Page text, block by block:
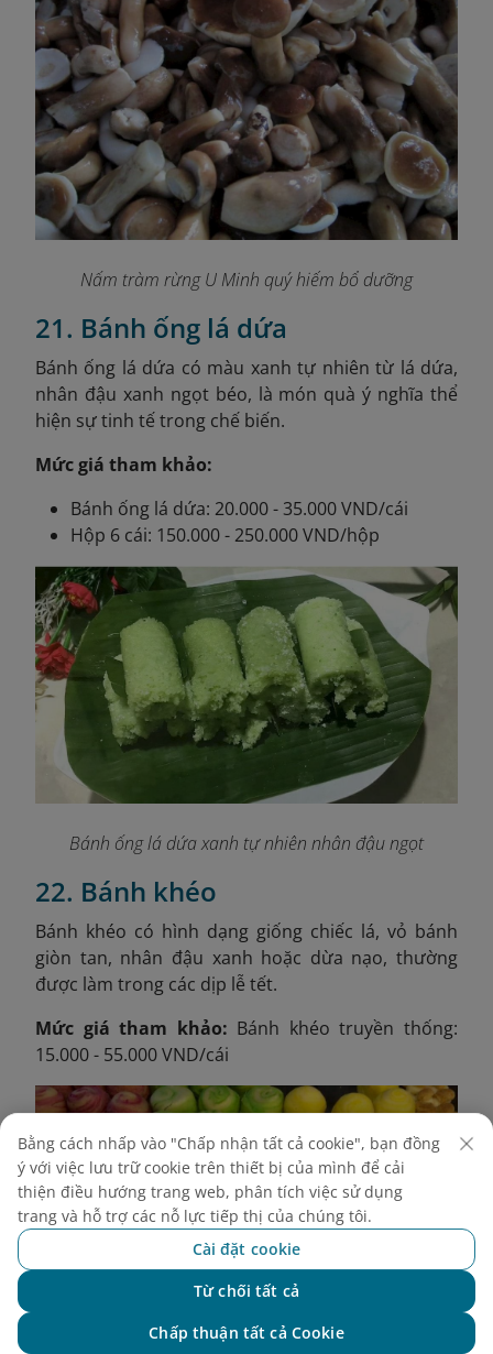
Nấm tràm rừng U Minh quý hiếm bổ dưỡng
21. Bánh ống lá dứa
Bánh ống lá dứa có màu xanh tự nhiên từ lá dứa,
nhân đậu xanh ngọt béo, là món quà ý nghĩa thể
hiện sự tinh tế trong chế biến.
Mức giá tham khảo:
Bánh ống lá dứa: 20.000 - 35.000 VND/cái
Hộp 6 cái: 150.000 - 250.000 VND/hộp
Bánh ống lá dứa xanh tự nhiên nhân đậu ngọt
22. Bánh khéo
Bánh khéo có hình dạng giống chiếc lá, vỏ bánh
giòn tan, nhân đậu xanh hoặc dừa nạo, thường
được làm trong các dịp lễ tết.
Mức giá tham khảo: Bánh khéo truyền thống:
15.000 - 55.000 VND/cái
Bằng cách nhấp vào "Chấp nhận tất cả cookie", bạn đồng
ý với việc lưu trữ cookie trên thiết bị của mình để cải
thiện điều hướng trang web, phân tích việc sử dụng
trang và hỗ trợ các nỗ lực tiếp thị của chúng tôi.
Cài đặt cookie
Từ chối tất cả
Chấp thuận tất cả Cookie